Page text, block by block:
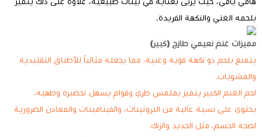
بلحمه الغني والنكهة الفريدة.
مميزات غنم نعيمي طازج (كبير)
يتمتع بلحم ذو نكهة قوية وغنية، مما يجعله مثالياً للأطباق التقليدية
والمشويات.
لحم الغنم الكبير يتميز بملمس طري وقوام يسهل تحضيره وطهيه.
يحتوي على نسبة عالية من البروتينات، والفيتامينات والمعادن الضرورية
لصحة الجسم، مثل الحديد والزنك.